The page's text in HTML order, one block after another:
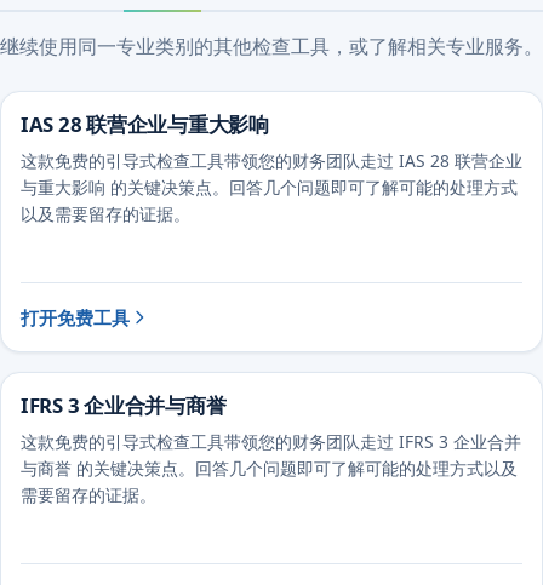
继续使用同一专业类别的其他检查工具，或了解相关专业服务。
IAS 28 联营企业与重大影响
这款免费的引导式检查工具带领您的财务团队走过 IAS 28 联营企业
与重大影响 的关键决策点。回答几个问题即可了解可能的处理方式
以及需要留存的证据。
打开免费工具
IFRS 3 企业合并与商誉
这款免费的引导式检查工具带领您的财务团队走过 IFRS 3 企业合并
与商誉 的关键决策点。回答几个问题即可了解可能的处理方式以及
需要留存的证据。